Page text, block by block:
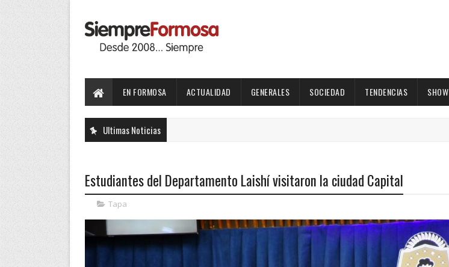
EN FORMOSA ACTUALIDAD GENERALES SOCIEDAD TENDENCIAS SHOW
Ultimas Noticias
Estudiantes del Departamento Laishí visitaron la ciudad Capital
Tapa